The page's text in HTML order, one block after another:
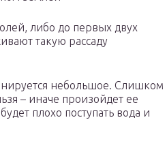
либо до первых двух
такую рассаду
небольшое. Слишком
– иначе произойдет ее
плохо поступать вода и